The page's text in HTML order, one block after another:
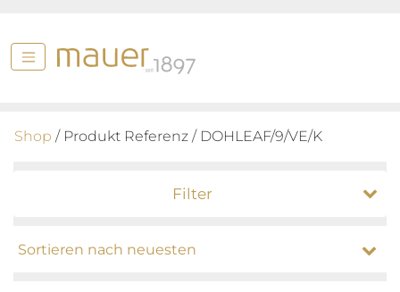
Shop / Produkt Referenz / DOHLEAF/9/VE/K
Filter